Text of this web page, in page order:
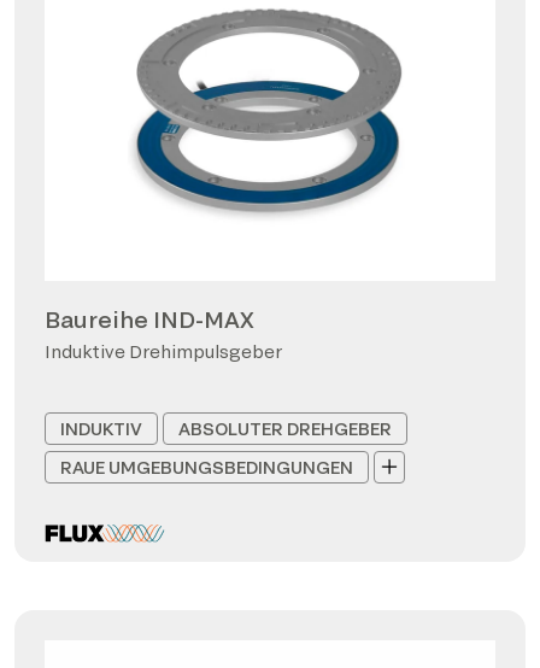
Baureihe IND-MAX
Induktive Drehimpulsgeber
INDUKTIV
ABSOLUTER DREHGEBER
RAUE UMGEBUNGSBEDINGUNGEN